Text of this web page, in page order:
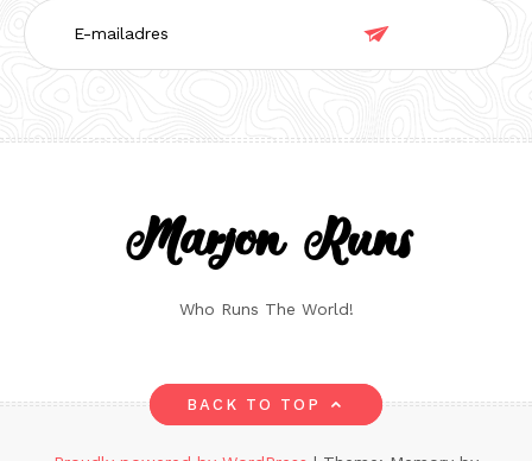
E-
mailadres

Marjon Runs
Who Runs The World!
BACK TO TOP